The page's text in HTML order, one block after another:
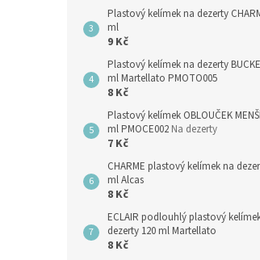
Plastový kelímek na dezerty
ml
9 Kč
Plastový kelímek na dezerty
ml Martellato PMOTO005
8 Kč
Plastový kelímek OBLOUČEK
ml PMOCE002 Na dezerty
7 Kč
CHARME plastový kelímek na
ml Alcas
8 Kč
ECLAIR podlouhlý plastový
dezerty 120 ml Martellato
8 Kč